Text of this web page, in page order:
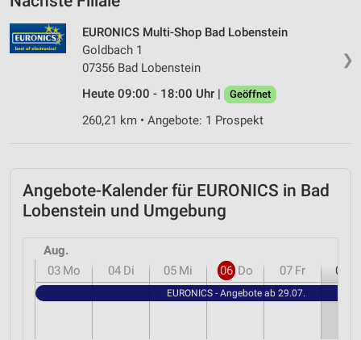
❯
EURONICS Multi-Shop Bad Lobenstein
Goldbach 1
07356 Bad Lobenstein
Heute 09:00 - 18:00 Uhr |
Geöffnet
260,21 km • Angebote: 1 Prospekt
Angebote-Kalender für EURONICS in Bad
Lobenstein und Umgebung
Aug.
03 Mo 04 Di 05 Mi 06 Do 07 Fr 08
EURONICS - Angebote ab 29.07.